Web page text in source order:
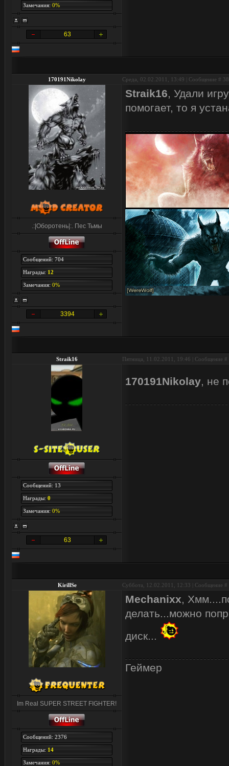
Замечания: 0%
63
170191Nikolay Среда, 02.02.2011, 13:49 | Сообщение # 38
.:|Оборотень|:. Пес Тьмы
Сообщений: 704
Награды: 12
Замечания: 0%
3394
Straik16, Удали
помогает, то я
Straik16 Пятница, 11.02.2011, 19:46 | Сообщение #
Сообщений: 13
Награды: 0
Замечания: 0%
63
170191Nikolay, не
KirillSe Суббота, 12.02.2011, 12:33 | Сообщение #
Im Real SUPER STREET FIGHTER!
Сообщений: 2376
Награды: 14
Замечания: 0%
Mechanixx,
делать...можно
диск...
Геймер